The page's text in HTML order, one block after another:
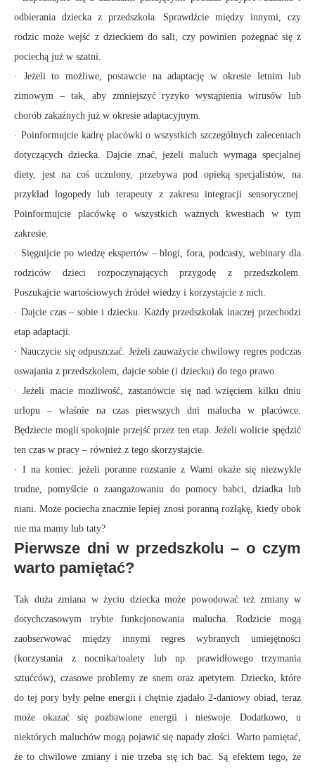
odbierania dziecka z przedszkola. Sprawdźcie między innymi, czy
rodzic może wejść z dzieckiem do sali, czy powinien pożegnać się z
pociechą już w szatni.
· Jeżeli to możliwe, postawcie na adaptację w okresie letnim lub
zimowym – tak, aby zmniejszyć ryzyko wystąpienia wirusów lub
chorób zakaźnych już w okresie adaptacyjnym.
· Poinformujcie kadrę placówki o wszystkich szczególnych zaleceniach
dotyczących dziecka. Dajcie znać, jeżeli maluch wymaga specjalnej
diety, jest na coś uczulony, przebywa pod opieką specjalistów, na
przykład logopedy lub terapeuty z zakresu integracji sensorycznej.
Poinformujcie placówkę o wszystkich ważnych kwestiach w tym
zakresie.
· Sięgnijcie po wiedzę ekspertów – blogi, fora, podcasty, webinary dla
rodziców dzieci rozpoczynających przygodę z przedszkolem.
Poszukajcie wartościowych źródeł wiedzy i korzystajcie z nich.
· Dajcie czas – sobie i dziecku. Każdy przedszkolak inaczej przechodzi
etap adaptacji.
· Nauczycie się odpuszczać. Jeżeli zauważycie chwilowy regres podczas
oswajania z przedszkolem, dajcie sobie (i dziecku) do tego prawo.
· Jeżeli macie możliwość, zastanówcie się nad wzięciem kilku dniu
urlopu – właśnie na czas pierwszych dni malucha w placówce.
Będziecie mogli spokojnie przejść przez ten etap. Jeżeli wolicie spędzić
ten czas w pracy – również z tego skorzystajcie.
· I na koniec: jeżeli poranne rozstanie z Wami okaże się niezwykle
trudne, pomyślcie o zaangażowaniu do pomocy babci, dziadka lub
niani. Może pociecha znacznie lepiej znosi poranną rozłąkę, kiedy obok
nie ma mamy lub taty?
Pierwsze dni w przedszkolu – o czym
warto pamiętać?
Tak duża zmiana w życiu dziecka może powodować też zmiany w
dotychczasowym trybie funkcjonowania malucha. Rodzicie mogą
zaobserwować między innymi regres wybranych umiejętności
(korzystania z nocnika/toalety lub np. prawidłowego trzymania
sztućców), czasowe problemy ze snem oraz apetytem. Dziecko, które
do tej pory były pełne energii i chętnie zjadało 2-daniowy obiad, teraz
może okazać się pozbawione energii i nieswoje. Dodatkowo, u
niektórych maluchów mogą pojawić się napady złości. Warto pamiętać,
że to chwilowe zmiany i nie trzeba się ich bać. Są efektem tego, że